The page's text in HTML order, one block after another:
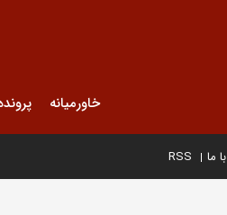
خاورمیانه
ما RSS